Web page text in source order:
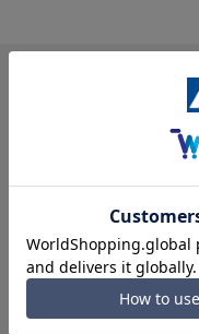
最新のお買い得情報